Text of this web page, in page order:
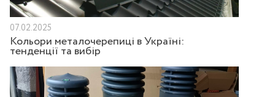
07.02.2025
Кольори металочерепиці в Україні:
тенденції та вибір